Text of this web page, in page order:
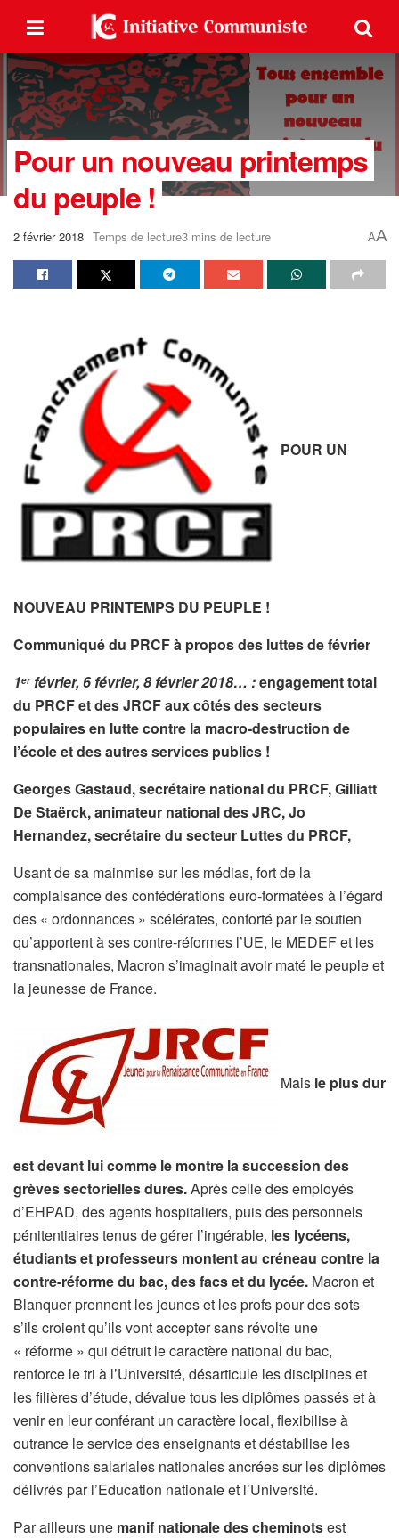
Pour un nouveau printemps
du peuple !
2 février 2018 Temps de lecture3 mins de lecture AA
POUR UN
NOUVEAU PRINTEMPS DU PEUPLE !
Communiqué du PRCF à propos des luttes de février
1erfévrier, 6 février, 8 février 2018… :engagement total
du PRCF et des JRCF aux côtés des secteurs
populaires en lutte contre la macro-destruction de
l’école et des autres services publics !
Georges Gastaud, secrétaire national du PRCF, Gilliatt
De Staërck, animateur national des JRC, Jo
Hernandez, secrétaire du secteur Luttes du PRCF,
Usant de sa mainmise sur les médias, fort de la
complaisance des confédérations euro-formatées à l’égard
des « ordonnances » scélérates, conforté par le soutien
qu’apportent à ses contre-réformes l’UE, le MEDEF et les
transnationales, Macron s’imaginait avoir maté le peuple et
la jeunesse de France.
Mais le plus dur
est devant lui comme le montre la succession des
grèves sectorielles dures.Après celle des employés
d’EHPAD, des agents hospitaliers, puis des personnels
pénitentiaires tenus de gérer l’ingérable, les lycéens,
étudiants et professeurs montent au créneau contre la
contre-réforme du bac, des facs et du lycée. Macron et
Blanquer prennent les jeunes et les profs pour des sots
s’ils croient qu’ils vont accepter sans révolte une
« réforme » qui détruit le caractère national du bac,
renforce le tri à l’Université, désarticule les disciplines et
les filières d’étude, dévalue tous les diplômes passés et à
venir en leur conférant un caractère local, flexibilise à
outrance le service des enseignants et déstabilise les
conventions salariales nationales ancrées sur les diplômes
délivrés par l’Education nationale et l’Université.
Par ailleurs une manif nationale des cheminotsest